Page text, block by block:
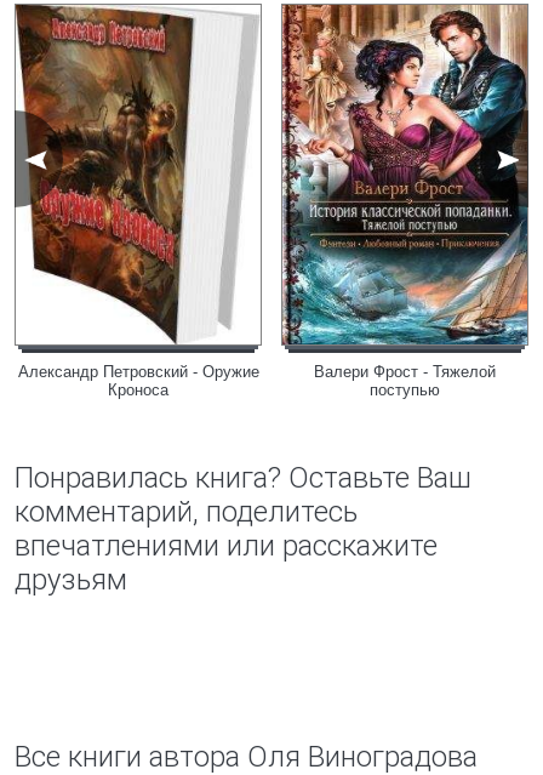
Александр Петровский - Оружие
Кроноса
Валери Фрост - Тяжелой
поступью
Понравилась книга? Оставьте Ваш
комментарий, поделитесь
впечатлениями или расскажите
друзьям
Все книги автора Оля Виноградова